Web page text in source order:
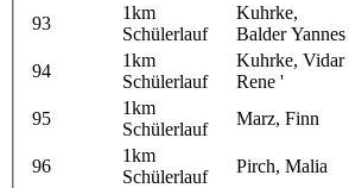
93
1km
Schülerlauf
Kuhrke,
Balder Yannes
94
1km
Schülerlauf
Kuhrke, Vidar
Rene '
95
1km
Schülerlauf
Marz, Finn
96
1km
Schülerlauf
Pirch, Malia